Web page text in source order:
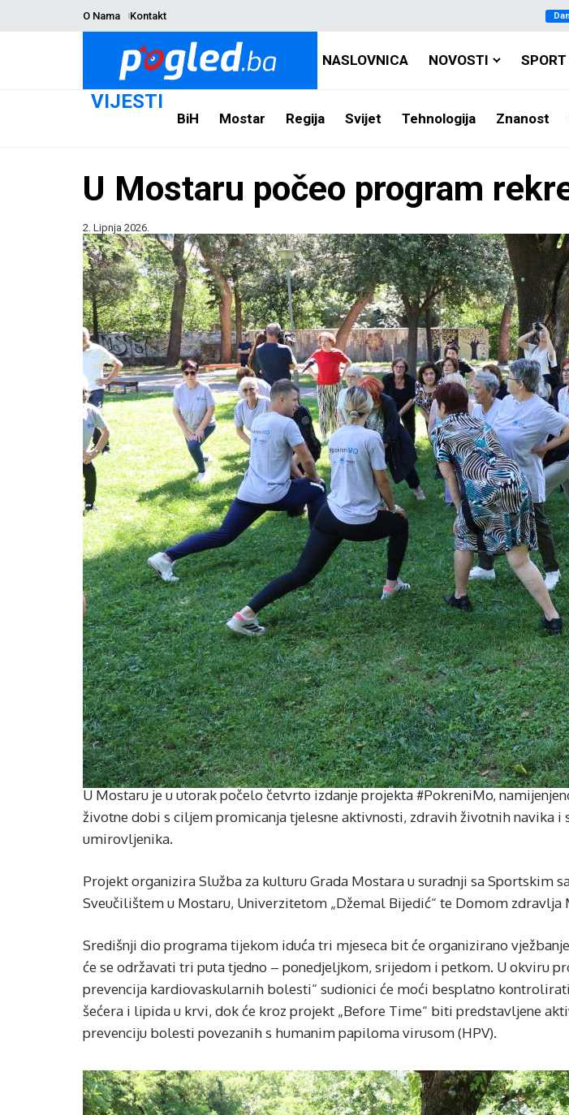
O Nama Kontakt
NASLOVNICA NOVOSTI SPORT
VIJESTI
BiH Mostar Regija Svijet Tehnologija Znanost
U Mostaru počeo program
2. Lipnja 2026.
U Mostaru je u utorak počelo četvrto izdanje projekta #PokreniMo,
životne dobi s ciljem promicanja tjelesne aktivnosti, zdravih životnih navika i
umirovljenika.
Projekt organizira Služba za kulturu Grada Mostara u suradnji sa Sportskim
Sveučilištem u Mostaru, Univerzitetom „Džemal Bijedić“ te Domom zdravlja
Središnji dio programa tijekom iduća tri mjeseca bit će organizirano
će se održavati tri puta tjedno – ponedjeljkom, srijedom i petkom. U okviru
prevencija kardiovaskularnih bolesti“ sudionici će moći besplatno
šećera i lipida u krvi, dok će kroz projekt „Before Time“ biti predstavljene
prevenciju bolesti povezanih s humanim papiloma virusom (HPV).